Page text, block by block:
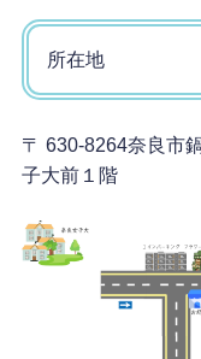
所在地
〒 630-8264奈良市
子大前１階